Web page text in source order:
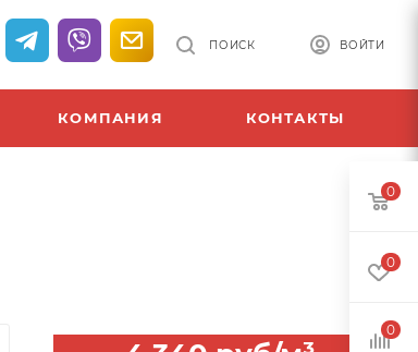
ВОЙТИ
ПОИСК
КОМПАНИЯ КОНТАКТЫ
0
0
0